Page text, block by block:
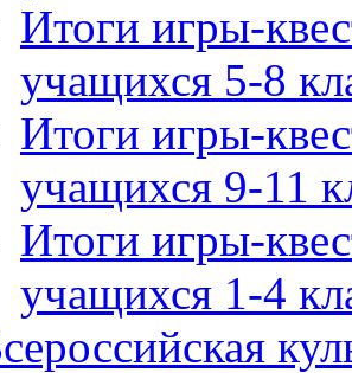
Итоги игры-
учащихся 5-8
Итоги игры-
учащихся 9-11
Итоги игры-
учащихся 1-4